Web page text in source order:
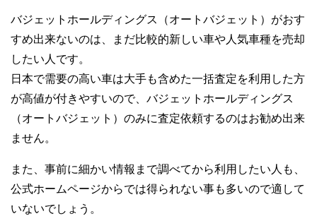
バジェットホールディングス（オートバジェット）がおす
すめ出来ないのは、まだ比較的新しい車や人気車種を売却
したい人です。
日本で需要の高い車は大手も含めた一括査定を利用した方
が高値が付きやすいので、バジェットホールディングス
（オートバジェット）のみに査定依頼するのはお勧め出来
ません。
また、事前に細かい情報まで調べてから利用したい人も、
公式ホームページからでは得られない事も多いので適して
いないでしょう。